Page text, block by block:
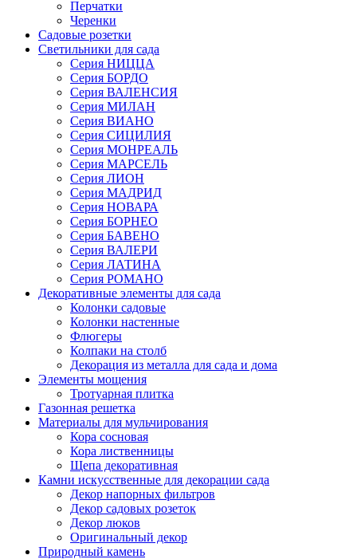
Перчатки
Черенки
Садовые розетки
Светильники для сада
Серия НИЦЦА
Серия БОРДО
Серия ВАЛЕНСИЯ
Серия МИЛАН
Серия ВИАНО
Серия СИЦИЛИЯ
Серия МОНРЕАЛЬ
Серия МАРСЕЛЬ
Серия ЛИОН
Серия МАДРИД
Серия НОВАРА
Серия БОРНЕО
Серия БАВЕНО
Серия ВАЛЕРИ
Серия ЛАТИНА
Серия РОМАНО
Декоративные элементы для сада
Колонки садовые
Колонки настенные
Флюгеры
Колпаки на столб
Декорация из металла для сада и дома
Элементы мощения
Тротуарная плитка
Газонная решетка
Материалы для мульчирования
Кора сосновая
Кора лиственницы
Щепа декоративная
Камни искусственные для декорации сада
Декор напорных фильтров
Декор садовых розеток
Декор люков
Оригинальный декор
Природный камень